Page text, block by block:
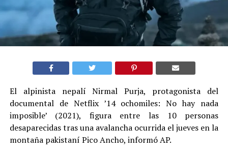
El alpinista nepalí Nirmal Purja, protagonista del
documental de Netflix ’14 ochomiles: No hay nada
imposible’ (2021), figura entre las 10 personas
desaparecidas tras una avalancha ocurrida el jueves en la
montaña pakistaní Pico Ancho, informó AP.